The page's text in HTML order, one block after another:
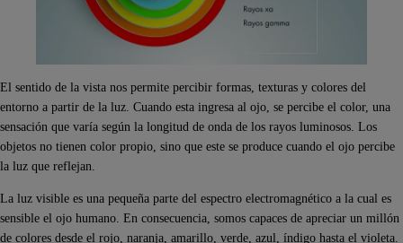
El sentido de la vista nos permite percibir formas, texturas y colores del
entorno a partir de la luz. Cuando esta ingresa al ojo, se percibe el color, una
sensación que varía según la longitud de onda de los rayos luminosos. Los
objetos no tienen color propio, sino que este se produce cuando el ojo percibe
la luz que reflejan.
La luz visible es una pequeña parte del espectro electromagnético a la cual es
sensible el ojo humano. En consecuencia, somos capaces de apreciar un millón
de colores desde el rojo, naranja, amarillo, verde, azul, índigo hasta el violeta.